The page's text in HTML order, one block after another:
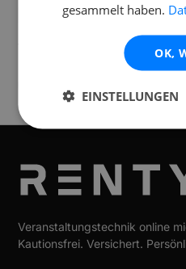
Standorte
Verfügbar an
Veranstaltungstechnik online
Kautionsfrei. Versichert.
gesammelt haben.
OK,
EINSTELLUNGEN